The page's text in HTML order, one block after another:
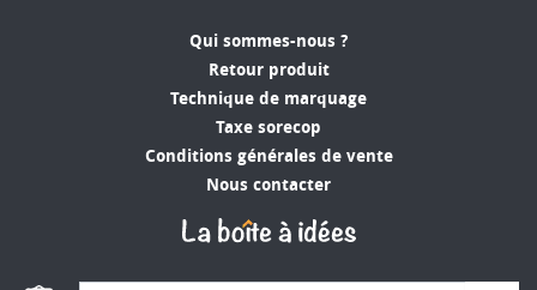
Qui sommes-nous ?
Retour produit
Technique de marquage
Taxe sorecop
Conditions générales de vente
Nous contacter